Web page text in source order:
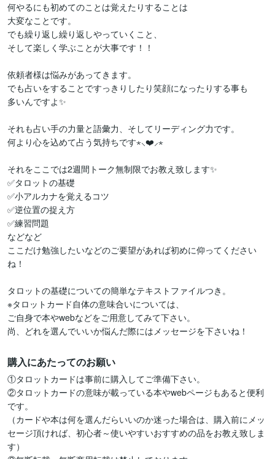
何やるにも初めてのことは覚えたりすることは
大変なことです。
でも繰り返し繰り返しやっていくこと、
そして楽しく学ぶことが大事です！！
依頼者様は悩みがあってきます。
でも占いをすることですっきりしたり笑顔になったりする事も
多いんですよ✨
それも占い手の力量と語彙力、そしてリーディング力です。
何より心を込めて占う気持ちです⋆⸜❤️⸝‍⋆
それをここでは2週間トーク無制限でお教え致します✨
✅タロットの基礎
✅小アルカナを覚えるコツ
✅逆位置の捉え方
✅練習問題
などなど
ここだけ勉強したいなどのご要望があれば初めに仰ってください
ね！
タロットの基礎についての簡単なテキストファイルつき。
※タロットカード自体の意味合いについては、
ご自身で本やwebなどをご用意してみて下さい。
尚、どれを選んでいいか悩んだ際にはメッセージを下さいね！
購入にあたってのお願い
①タロットカードは事前に購入してご準備下さい。
②タロットカードの意味が載っている本やwebページもあると便利
です。
（カードや本は何を選んだらいいのか迷った場合は、購入前にメッ
セージ頂ければ、初心者～使いやすいおすすめの品をお教え致しま
す）